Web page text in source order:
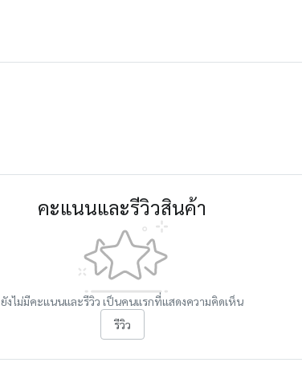
คะแนนและรีวิวสินค้า
ยังไม่มีคะแนนและรีวิว เป็นคนแรกที่แสดงความคิดเห็น
รีวิว